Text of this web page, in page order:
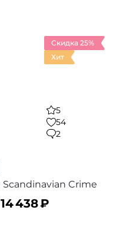
Скидка 25%
Хит
5
54
2
Scandinavian Crime
14 438₽